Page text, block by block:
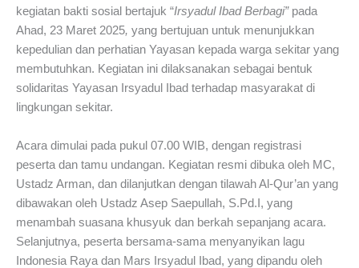
kegiatan bakti sosial bertajuk “Irsyadul Ibad Berbagi”pada
Ahad, 23 Maret 2025, yang bertujuan untuk menunjukkan
kepedulian dan perhatian Yayasan kepada warga sekitar yang
membutuhkan. Kegiatan ini dilaksanakan sebagai bentuk
solidaritas Yayasan Irsyadul Ibad terhadap masyarakat di
lingkungan sekitar.
Acara dimulai pada pukul 07.00 WIB, dengan registrasi
peserta dan tamu undangan. Kegiatan resmi dibuka oleh MC,
Ustadz Arman, dan dilanjutkan dengan tilawah Al-Qur’an yang
dibawakan oleh Ustadz Asep Saepullah, S.Pd.I, yang
menambah suasana khusyuk dan berkah sepanjang acara.
Selanjutnya, peserta bersama-sama menyanyikan lagu
Indonesia Raya dan Mars Irsyadul Ibad, yang dipandu oleh